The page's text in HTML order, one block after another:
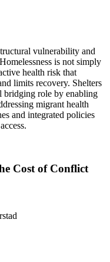
vulnerability and
is not simply
health risk that
limits recovery. Shelters
bridging role by enabling
migrant health
and integrated policies
Cost of Conflict